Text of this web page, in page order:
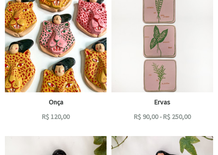
Onça
R$120,00
Ervas
R$ 90,00- R$ 250,00